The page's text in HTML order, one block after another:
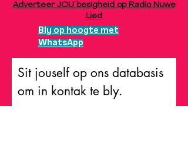
Adverteer JOU besigheid op Radio Nuwe
Lied
Bly op hoogte met
WhatsApp
Sit jouself op ons databasis
om in kontak te bly.